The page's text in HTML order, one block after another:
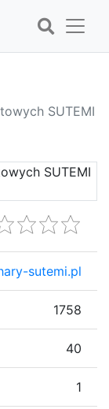
SUTEMI
sutemi.pl
1758
40
1